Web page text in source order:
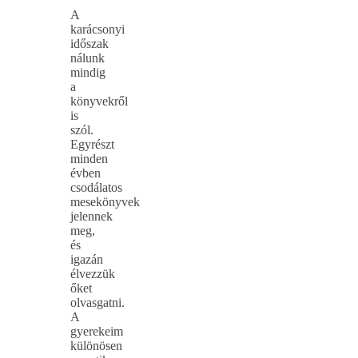
A
karácsonyi
időszak
nálunk
mindig
a
könyvekről
is
szól.
Egyrészt
minden
évben
csodálatos
mesekönyvek
jelennek
meg,
és
igazán
élvezzük
őket
olvasgatni.
A
gyerekeim
különösen